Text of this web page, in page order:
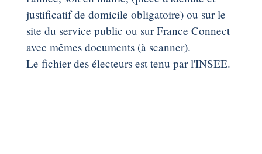
justificatif de domicile obligatoire) ou sur le
site du service public ou sur France Connect
avec mêmes documents (à scanner).
Le fichier des électeurs est tenu par l'INSEE.